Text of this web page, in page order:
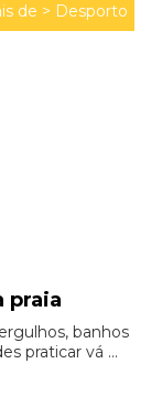
de > Desporto
praia
banhos
praticar vá ...